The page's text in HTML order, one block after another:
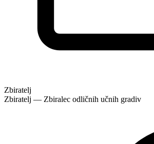
Zbiratelj
Zbiratelj — Zbiralec odličnih učnih gradiv